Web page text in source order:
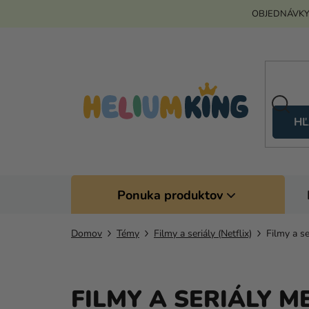
Ponuka produktov
Domov Témy Filmy a seriály (Netflix) Filmy a
FILMY A SERIÁLY